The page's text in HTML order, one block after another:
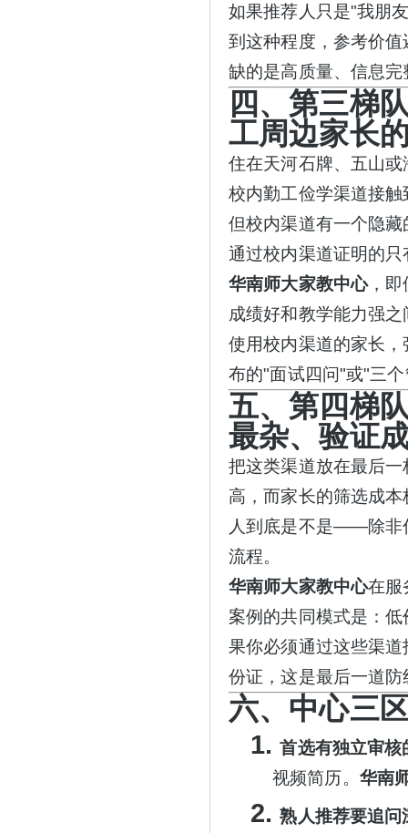
如果推荐人只是"我朋
到这种程度，参考价
缺的是高质量、信息
四、第三梯
工周边家长
住在天河石牌、五山
校内勤工俭学渠道接
但校内渠道有一个隐
通过校内渠道证明的只
华南师大家教中心，即
成绩好和教学能力强
使用校内渠道的家长
布的"面试四问"或"三
五、第四梯
最杂、验证
把这类渠道放在最后
高，而家长的筛选成
人到底是不是——除非
流程。
华南师大家教中心在服
案例的共同模式是：
果你必须通过这些渠
份证，这是最后一道
六、中心三
1.首选有独立审核
视频简历。 华南
2.熟人推荐要追问